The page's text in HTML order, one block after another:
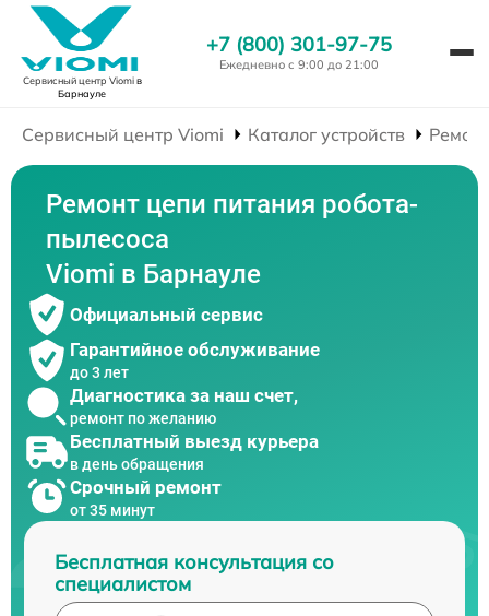
Сервисный центр Viomiв
Барнауле
+7 (800) 301-97-75
Ежедневно с 9:00 до 21:00
Сервисный центр Viomi Каталог устройств
Ремонт цепи питания робота-
пылесоса
Viomi в Барнауле
Официальный сервис
Гарантийное обслуживание
до 3 лет
Диагностика за наш счет,
ремонт по желанию
Бесплатный выезд курьера
в день обращения
Срочный ремонт
от 35 минут
Бесплатная консультация со
специалистом